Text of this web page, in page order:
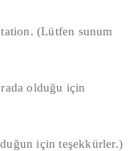
(Lütfen sunum
olduğu için
için teşekkürler.)